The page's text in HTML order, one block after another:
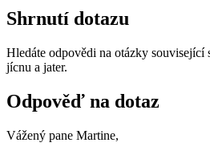
Shrnutí dotazu
Hledáte odpovědi na otázky související
jícnu a jater.
Odpověď na dotaz
Vážený pane Martine,